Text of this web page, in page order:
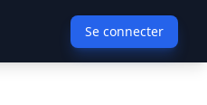
Se connecter